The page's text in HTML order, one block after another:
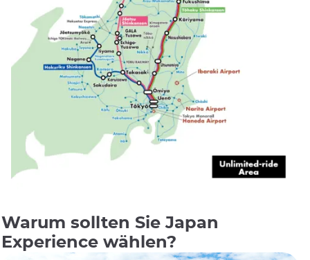
Warum sollten Sie Japan
Experience wählen?